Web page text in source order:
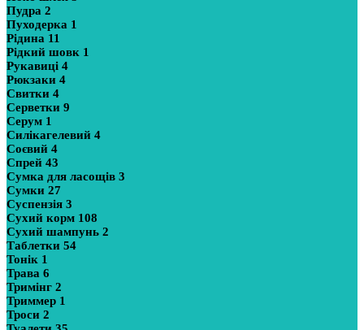
Пудра 2
Пуходерка 1
Рідина 11
Рідкий шовк 1
Рукавиці 4
Рюкзаки 4
Свитки 4
Серветки 9
Серум 1
Силікагелевий 4
Соєвий 4
Спрей 43
Сумка для ласощів 3
Сумки 27
Суспензія 3
Сухий корм 108
Сухий шампунь 2
Таблетки 54
Тонік 1
Трава 6
Тримінг 2
Триммер 1
Троси 2